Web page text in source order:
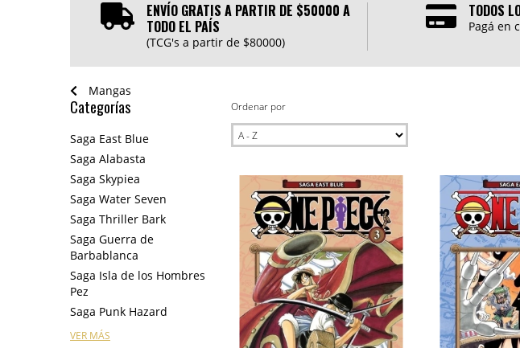
ENVÍO GRATIS A PARTIR DE $50000 A
TODO EL PAÍS
(TCG's a partir de $80000)
TODOS
Pagá en
Mangas
Categorías
Saga East Blue
Saga Alabasta
Saga Skypiea
Saga Water Seven
Saga Thriller Bark
Saga Guerra de
Barbablanca
Saga Isla de los Hombres
Pez
Saga Punk Hazard
VER MÁS
Ordenar por